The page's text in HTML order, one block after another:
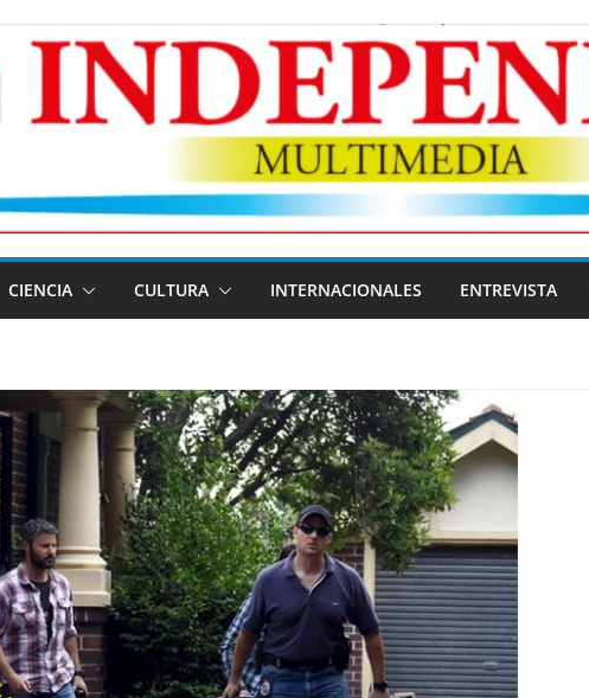
CIENCIA CULTURA INTERNACIONALES ENTREVISTA